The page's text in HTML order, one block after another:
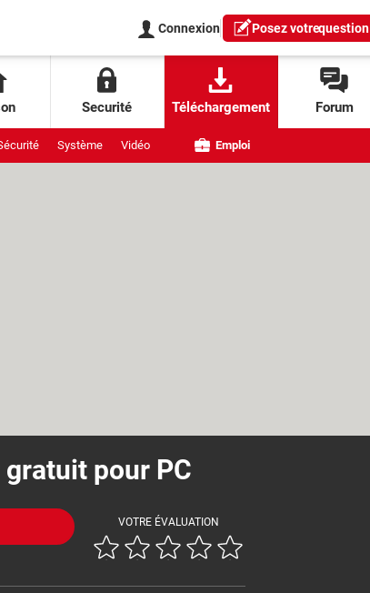
Connexion Posez votrequestion
Securité Téléchargement Forum
Système Vidéo Emploi
pour PC
VOTRE ÉVALUATION